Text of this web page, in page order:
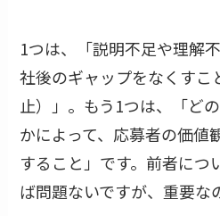
1つは、「説明不足や理解
社後のギャップをなくすこ
止）」。もう1つは、「ど
かによって、応募者の価値
すること」です。前者につ
ば問題ないですが、重要な